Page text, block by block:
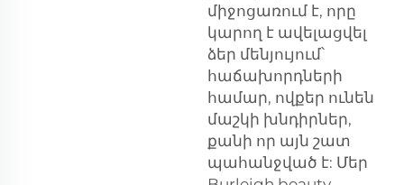
միջոցառում է, որը
կարող է ավելացվել
ձեր մենյույում՝
հաճախորդների
համար, ովքեր ունեն
մաշկի խնդիրներ,
քանի որ այն շատ
պահանջված է: Մեր